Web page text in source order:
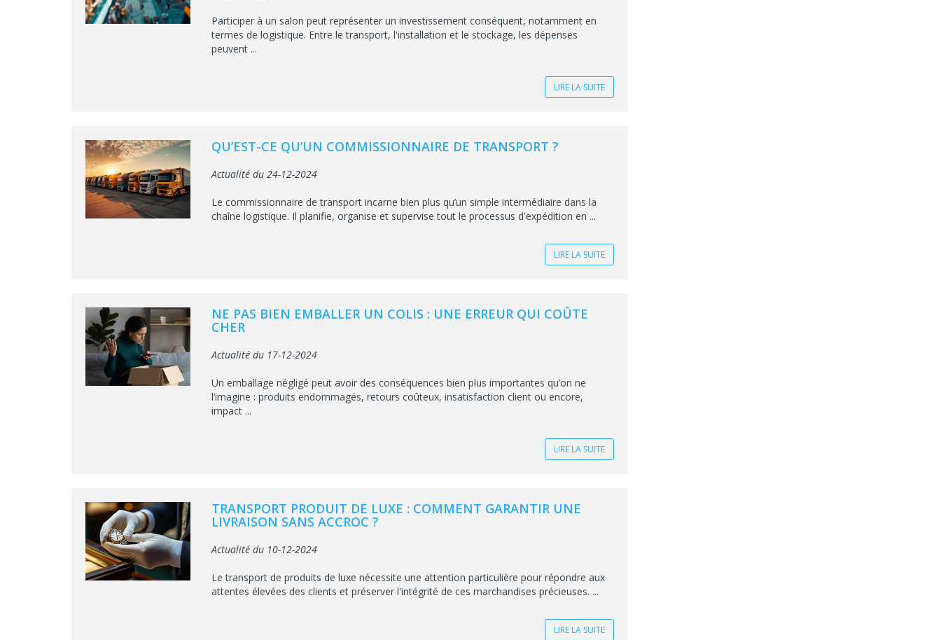
Participer à un salon peut représenter un investissement conséquent, notamment en
termes de logistique. Entre le transport, l'installation et le stockage, les dépenses
peuvent ...
LIRE LA SUITE
QU’EST-CE QU’UN COMMISSIONNAIRE DE TRANSPORT ?
Actualité du 24-12-2024
Le commissionnaire de transport incarne bien plus qu’un simple intermédiaire dans la
chaîne logistique. Il planifie, organise et supervise tout le processus d'expédition en ...
LIRE LA SUITE
NE PAS BIEN EMBALLER UN COLIS : UNE ERREUR QUI COÛTE
CHER
Actualité du 17-12-2024
Un emballage négligé peut avoir des conséquences bien plus importantes qu’on ne
l’imagine : produits endommagés, retours coûteux, insatisfaction client ou encore,
impact ...
LIRE LA SUITE
TRANSPORT PRODUIT DE LUXE : COMMENT GARANTIR UNE
LIVRAISON SANS ACCROC ?
Actualité du 10-12-2024
Le transport de produits de luxe nécessite une attention particulière pour répondre aux
attentes élevées des clients et préserver l'intégrité de ces marchandises précieuses. ...
LIRE LA SUITE